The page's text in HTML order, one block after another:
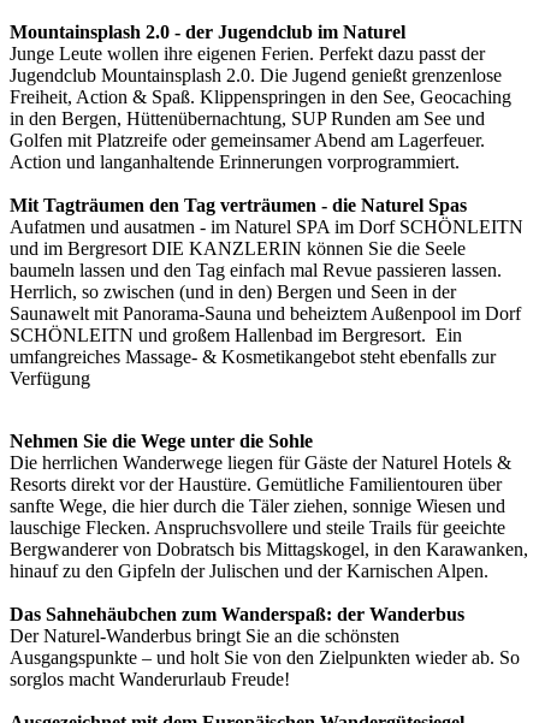
Mountainsplash 2.0 - der Jugendclub im Naturel
Junge Leute wollen ihre eigenen Ferien. Perfekt dazu passt der
Jugendclub Mountainsplash 2.0. Die Jugend genießt grenzenlose
Freiheit, Action & Spaß. Klippenspringen in den See, Geocaching
in den Bergen, Hüttenübernachtung, SUP Runden am See und
Golfen mit Platzreife oder gemeinsamer Abend am Lagerfeuer.
Action und langanhaltende Erinnerungen vorprogrammiert.
Mit Tagträumen den Tag verträumen - die Naturel Spas
Aufatmen und ausatmen - im Naturel SPA im Dorf SCHÖNLEITN
und im Bergresort DIE KANZLERIN können Sie die Seele
baumeln lassen und den Tag einfach mal Revue passieren lassen.
Herrlich, so zwischen (und in den) Bergen und Seen in der
Saunawelt mit Panorama-Sauna und beheiztem Außenpool im Dorf
SCHÖNLEITN und großem Hallenbad im Bergresort. Ein
umfangreiches Massage- & Kosmetikangebot steht ebenfalls zur
Verfügung
Nehmen Sie die Wege unter die Sohle
Die herrlichen Wanderwege liegen für Gäste der Naturel Hotels &
Resorts direkt vor der Haustüre. Gemütliche Familientouren über
sanfte Wege, die hier durch die Täler ziehen, sonnige Wiesen und
lauschige Flecken. Anspruchsvollere und steile Trails für geeichte
Bergwanderer von Dobratsch bis Mittagskogel, in den Karawanken,
hinauf zu den Gipfeln der Julischen und der Karnischen Alpen.
Das Sahnehäubchen zum Wanderspaß: der Wanderbus
Der Naturel-Wanderbus bringt Sie an die schönsten
Ausgangspunkte – und holt Sie von den Zielpunkten wieder ab. So
sorglos macht Wanderurlaub Freude!